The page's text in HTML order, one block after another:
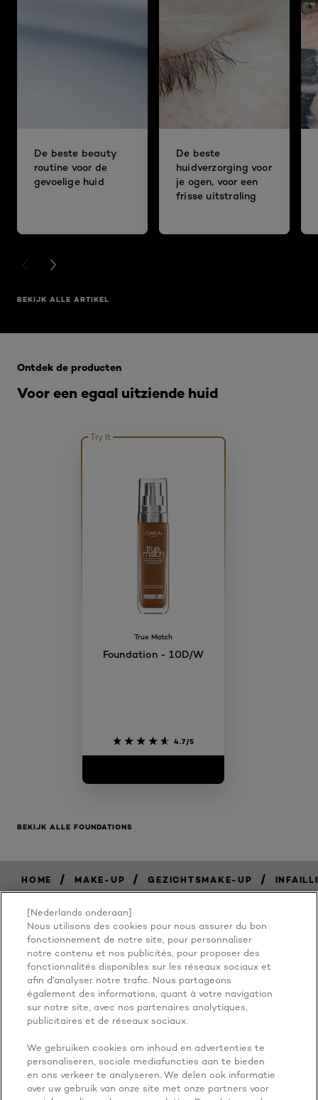
De beste beauty
routine voor de
gevoelige huid
De beste
huidverzorging voor
je ogen, voor een
frisse uitstraling
PREVIOUS CARD
NEXT CARD
BEKIJK ALLE ARTIKEL
Voor een egaal uitziende huid
Ontdek de producten
Try It
True Match
Foundation - 10D/W
4.7/5
BEKIJK ALLE FOUNDATIONS
HOME / MAKE-UP / GEZICHTSMAKE-UP /
BECAUSE
YOU'RE
WORTH IT
[Nederlands onderaan]
Nous utilisons des cookies pour nous assurer du bon
fonctionnement de notre site, pour personnaliser
notre contenu et nos publicités, pour proposer des
fonctionnalités disponibles sur les réseaux sociaux et
afin d’analyser notre trafic. Nous partageons
également des informations, quant à votre navigation
sur notre site, avec nos partenaires analytiques,
publicitaires et de réseaux sociaux.
We gebruiken cookies om inhoud en advertenties te
personaliseren, sociale mediafuncties aan te bieden
en ons verkeer te analyseren. We delen ook informatie
over uw gebruik van onze site met onze partners voor